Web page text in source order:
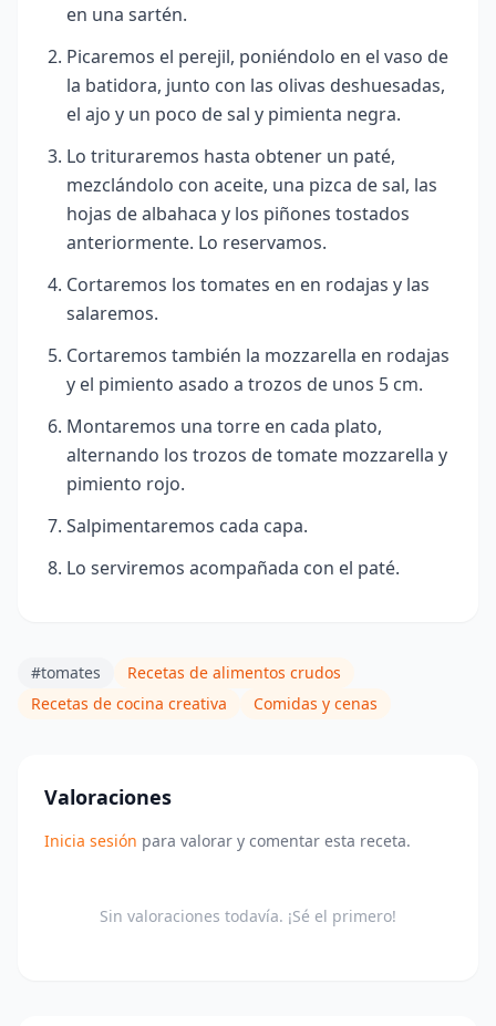
en una sartén.
Picaremos el perejil, poniéndolo en el vaso de
la batidora, junto con las olivas deshuesadas,
el ajo y un poco de sal y pimienta negra.
Lo trituraremos hasta obtener un paté,
mezclándolo con aceite, una pizca de sal, las
hojas de albahaca y los piñones tostados
anteriormente. Lo reservamos.
Cortaremos los tomates en en rodajas y las
salaremos.
Cortaremos también la mozzarella en rodajas
y el pimiento asado a trozos de unos 5 cm.
Montaremos una torre en cada plato,
alternando los trozos de tomate mozzarella y
pimiento rojo.
Salpimentaremos cada capa.
Lo serviremos acompañada con el paté.
#tomates
Recetas de alimentos crudos
Recetas de cocina creativa
Comidas y cenas
Valoraciones
Inicia sesión para valorar y comentar esta receta.
Sin valoraciones todavía. ¡Sé el primero!